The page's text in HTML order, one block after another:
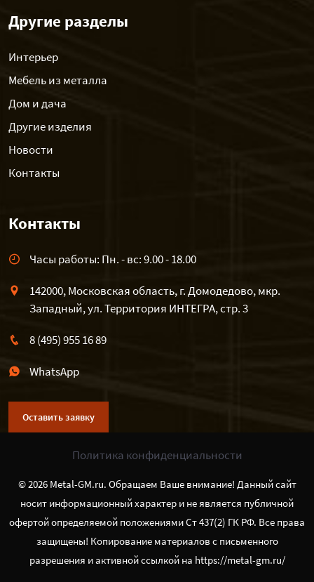
Другие разделы
Интерьер
Мебель из металла
Дом и дача
Другие изделия
Новости
Контакты
Контакты
Часы работы: Пн. - вс: 9.00 - 18.00
142000, Московская область, г. Домодедово, мкр.
Западный, ул. Территория ИНТЕГРА, стр. 3
8 (495) 955 16 89
WhatsApp
Оставить заявку
Политика конфиденциальности
© 2026 Metal-GM.ru. Обращаем Ваше внимание! Данный сайт
носит информационный характер и не является публичной
офертой определяемой положениями Ст 437(2) ГК РФ. Все права
защищены! Копирование материалов с письменного
разрешения и активной ссылкой на https://metal-gm.ru/